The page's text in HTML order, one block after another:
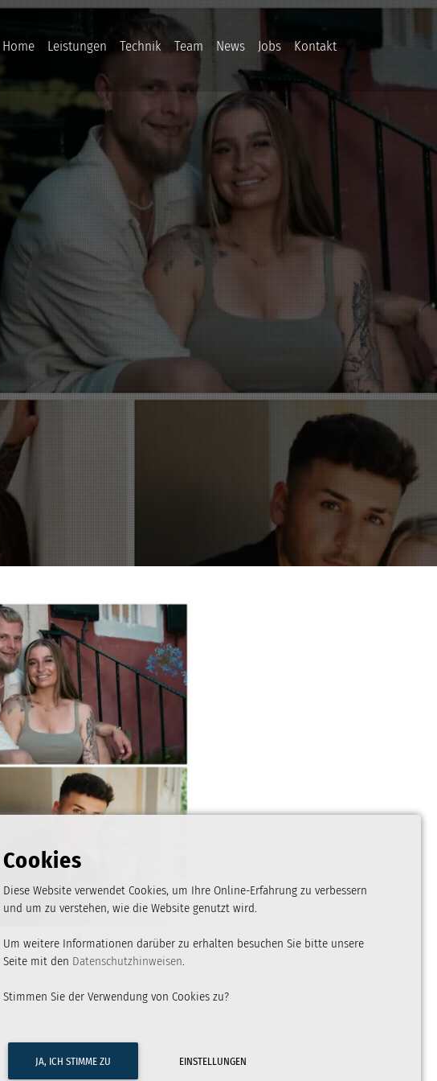
Home Leistungen Technik Team News Jobs Kontakt
Veröffentlicht am 19.03.2025
Cookies
Diese Website verwendet Cookies, um Ihre Online-Erfahrung zu verbessern
und um zu verstehen, wie die Website genutzt wird.
Um weitere Informationen darüber zu erhalten besuchen Sie bitte unsere
Seite mit den Datenschutzhinweisen.
Stimmen Sie der Verwendung von Cookies zu?
JA, ICH STIMME ZU EINSTELLUNGEN